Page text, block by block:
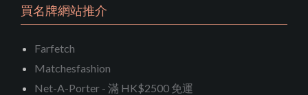
買名牌網站推介
Farfetch
Matchesfashion
Net-A-Porter - 滿 HK$2500 免運